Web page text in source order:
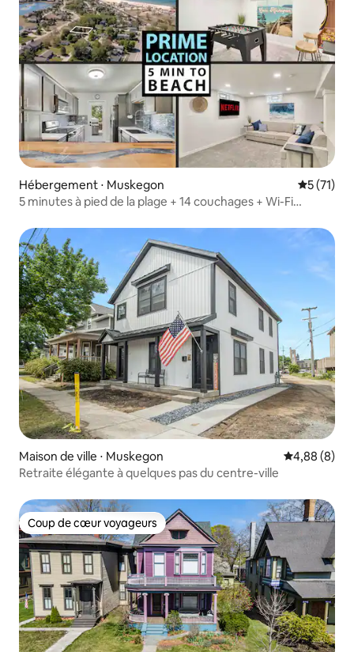
Hébergement ⋅ Muskegon
5 (71)
5 minutes à pied de la plage + 14 couchages + Wi-Fi
Maison de ville ⋅ Muskegon Évaluation
4,88 (8)
Retraite élégante à quelques pas du centre-ville
Coup de cœur voyageurs
Coup de cœur voyageurs